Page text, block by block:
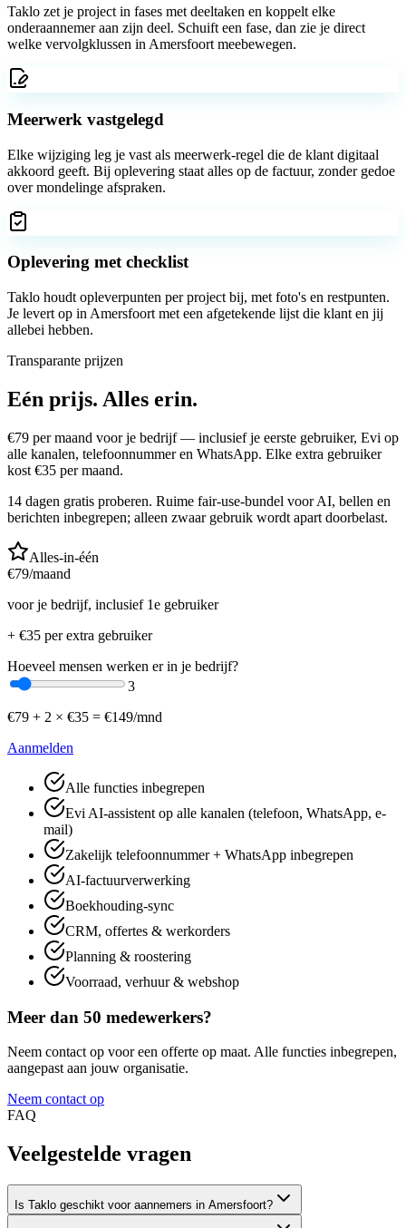
Taklo zet je project in fases met deeltaken en koppelt elke
onderaannemer aan zijn deel. Schuift een fase, dan zie je direct
welke vervolgklussen in Amersfoort meebewegen.
Meerwerk vastgelegd
Elke wijziging leg je vast als meerwerk-regel die de klant digitaal
akkoord geeft. Bij oplevering staat alles op de factuur, zonder gedoe
over mondelinge afspraken.
Oplevering met checklist
Taklo houdt opleverpunten per project bij, met foto's en restpunten.
Je levert op in Amersfoort met een afgetekende lijst die klant en jij
allebei hebben.
Transparante prijzen
Eén prijs. Alles erin.
€79 per maand voor je bedrijf — inclusief je eerste gebruiker, Evi op
alle kanalen, telefoonnummer en WhatsApp. Elke extra gebruiker
kost €35 per maand.
14 dagen gratis proberen. Ruime fair-use-bundel voor AI, bellen en
berichten inbegrepen; alleen zwaar gebruik wordt apart doorbelast.
Alles-in-één
€79/maand
voor je bedrijf, inclusief 1e gebruiker
+ €35 per extra gebruiker
Hoeveel mensen werken er in je bedrijf?
3
€79 + 2 × €35 = €149/mnd
Aanmelden
Alle functies inbegrepen
Evi AI-assistent op alle kanalen (telefoon, WhatsApp, e-
mail)
Zakelijk telefoonnummer + WhatsApp inbegrepen
AI-factuurverwerking
Boekhouding-sync
CRM, offertes & werkorders
Planning & roostering
Voorraad, verhuur & webshop
Meer dan 50 medewerkers?
Neem contact op voor een offerte op maat. Alle functies inbegrepen,
aangepast aan jouw organisatie.
Neem contact op
FAQ
Veelgestelde vragen
Is Taklo geschikt voor aannemers in Amersfoort?